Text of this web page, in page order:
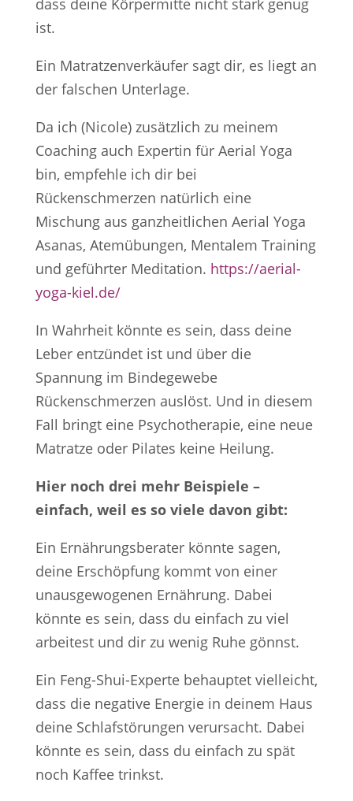
dass deine Körpermitte nicht stark genug
ist.
Ein Matratzenverkäufer sagt dir, es liegt an
der falschen Unterlage.
Da ich (Nicole) zusätzlich zu meinem
Coaching auch Expertin für Aerial Yoga
bin, empfehle ich dir bei
Rückenschmerzen natürlich eine
Mischung aus ganzheitlichen Aerial Yoga
Asanas, Atemübungen, Mentalem Training
und geführter Meditation. https://aerial-
yoga-kiel.de/
In Wahrheit könnte es sein, dass deine
Leber entzündet ist und über die
Spannung im Bindegewebe
Rückenschmerzen auslöst. Und in diesem
Fall bringt eine Psychotherapie, eine neue
Matratze oder Pilates keine Heilung.
Hier noch drei mehr Beispiele –
einfach, weil es so viele davon gibt:
Ein Ernährungsberater könnte sagen,
deine Erschöpfung kommt von einer
unausgewogenen Ernährung. Dabei
könnte es sein, dass du einfach zu viel
arbeitest und dir zu wenig Ruhe gönnst.
Ein Feng-Shui-Experte behauptet vielleicht,
dass die negative Energie in deinem Haus
deine Schlafstörungen verursacht. Dabei
könnte es sein, dass du einfach zu spät
noch Kaffee trinkst.